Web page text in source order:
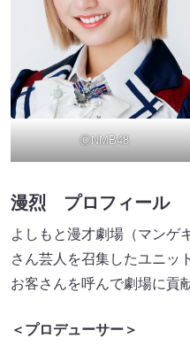
ⒸNMB48
漫烈 プロフィール
よしもと漫才劇場（マンゲ
さん芸人を召集したユニッ
お客さんを呼んで劇場に貢
＜プロデューサー＞